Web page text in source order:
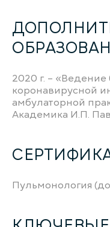
2020 г. –
коронавирусной
амбулаторной
Академика И.П.
Пульмонология